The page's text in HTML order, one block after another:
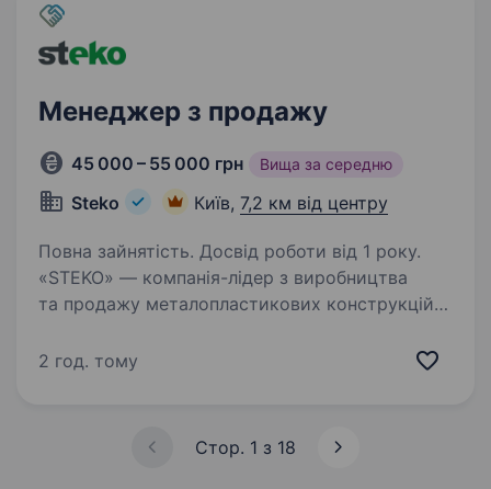
Менеджер з продажу
45 000 – 55 000 грн Вища за середню
Steko Київ, 7,2 км від центру
Повна зайнятість. Досвід роботи від 1 року.
«STEKO» — компанія-лідер з виробництва
та продажу металопластикових конструкцій
ми впроваджуємо найновіші технології
2 год. тому
Стор. 1 з 18